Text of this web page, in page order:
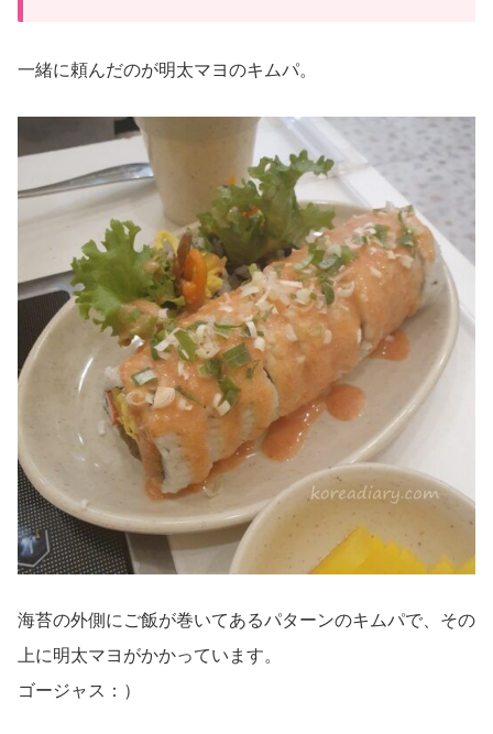
一緒に頼んだのが明太マヨのキムパ。
海苔の外側にご飯が巻いてあるパターンのキムパで、その
上に明太マヨがかかっています。
ゴージャス：）